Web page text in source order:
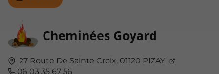
Cheminées Goyard
27 Route De Sainte Croix, 01120 PIZAY
06 03 35 67 56